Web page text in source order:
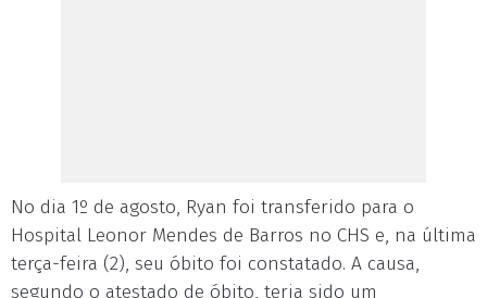
No dia 1º de agosto, Ryan foi transferido para o
Hospital Leonor Mendes de Barros no CHS e, na última
terça-feira (2), seu óbito foi constatado. A causa,
segundo o atestado de óbito, teria sido um